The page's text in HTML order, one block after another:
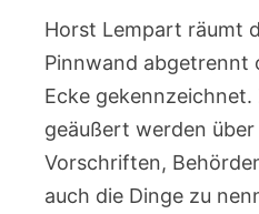
Horst Lempart räumt
Pinnwand abgetrennt
Ecke
geäußert werden
Vorschriften,
auch die Dinge zu